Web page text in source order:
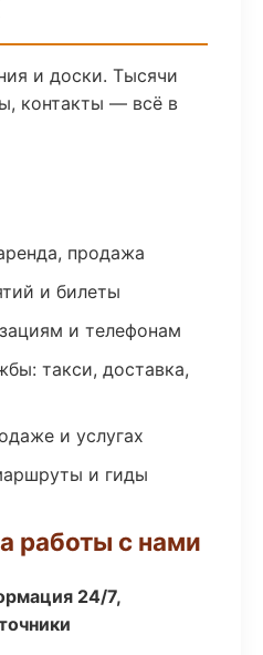
и доски. Тысячи
контакты — всё в
продажа
и билеты
и телефонам
такси, доставка,
и услугах
и гиды
работы с нами
24/7,